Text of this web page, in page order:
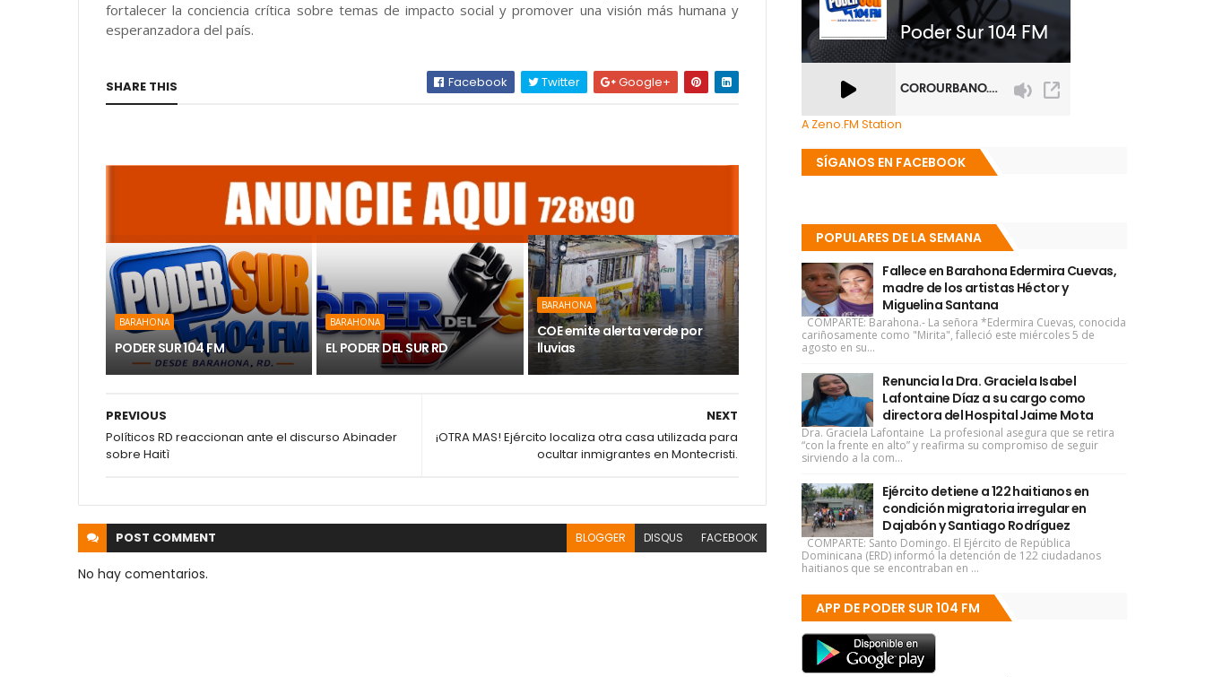
fortalecer la conciencia crítica sobre temas de impacto social y promover una visión más humana y
esperanzadora del país.
SHARE THIS Facebook Twitter Google+
BARAHONA
PODER SUR 104 FM
BARAHONA
EL PODER DEL SUR RD
BARAHONA
COE emite alerta verde por
lluvias
NEXT
¡OTRA MAS! Ejército localiza otra casa utilizada para
ocultar inmigrantes en Montecristi.
PREVIOUS
Políticos RD reaccionan ante el discurso Abinader
sobre Haitì
POST COMMENT BLOGGER DISQUS FACEBOOK
No hay comentarios.
A Zeno.FM Station
SÍGANOS EN FACEBOOK
POPULARES DE LA SEMANA
Fallece en Barahona Edermira Cuevas,
madre de los artistas Héctor y
Miguelina Santana
COMPARTE: Barahona.- La señora *Edermira Cuevas, conocida
cariñosamente como "Mirita", falleció este miércoles 5 de
agosto en su...
Renuncia la Dra. Graciela Isabel
Lafontaine Díaz a su cargo como
directora del Hospital Jaime Mota
Dra. Graciela Lafontaine La profesional asegura que se retira
“con la frente en alto” y reafirma su compromiso de seguir
sirviendo a la com...
Ejército detiene a 122 haitianos en
condición migratoria irregular en
Dajabón y Santiago Rodríguez
COMPARTE: Santo Domingo. El Ejército de República
Dominicana (ERD) informó la detención de 122 ciudadanos
haitianos que se encontraban en ...
APP DE PODER SUR 104 FM